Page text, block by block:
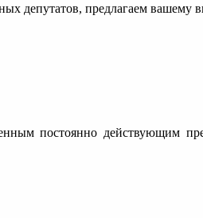
депутатов, предлагаем
постоянно действующим